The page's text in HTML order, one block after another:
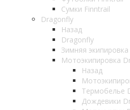
Сумки Finntrail
Dragonfly
Назад
Dragonfly
Зимняя
Мотоэкипировка
Назад
Термобелье
Дождевики